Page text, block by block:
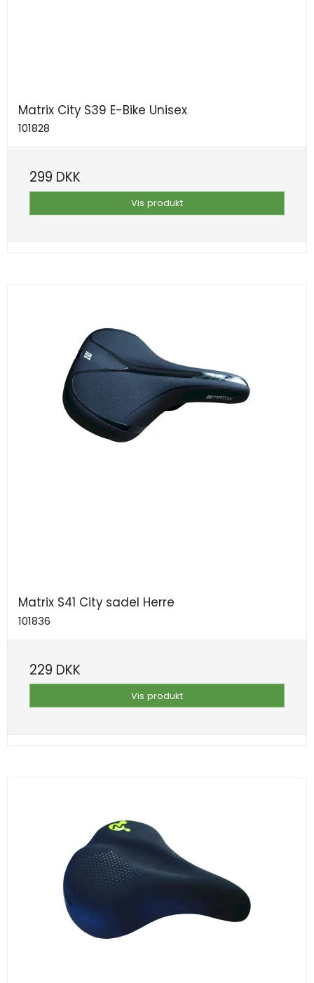
Matrix City S39 E-Bike Unisex
101828
299 DKK
Vis produkt
Matrix S41 City sadel Herre
101836
229 DKK
Vis produkt